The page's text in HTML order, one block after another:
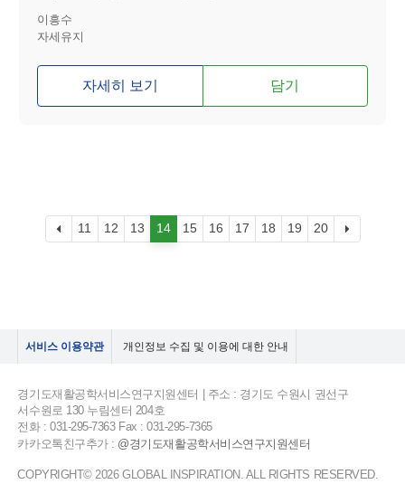
이흥수
자세유지
자세히 보기 담기
11 12 13 14 15 16 17 18 19 20
서비스 이용약관 개인정보 수집 및 이용에 대한 안내
경기도재활공학서비스연구지원센터 | 주소 : 경기도 수원시 권선구
서수원로 130 누림센터 204호
전화 : 031-295-7363 Fax : 031-295-7365
카카오톡친구추가 : @경기도재활공학서비스연구지원센터
COPYRIGHT© 2026 GLOBAL INSPIRATION. ALL RIGHTS RESERVED.